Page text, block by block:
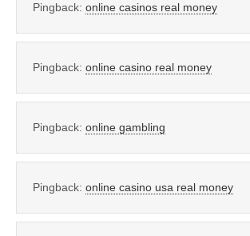
Pingback: online casinos real money
Pingback: online casino real money
Pingback: online gambling
Pingback: online casino usa real money